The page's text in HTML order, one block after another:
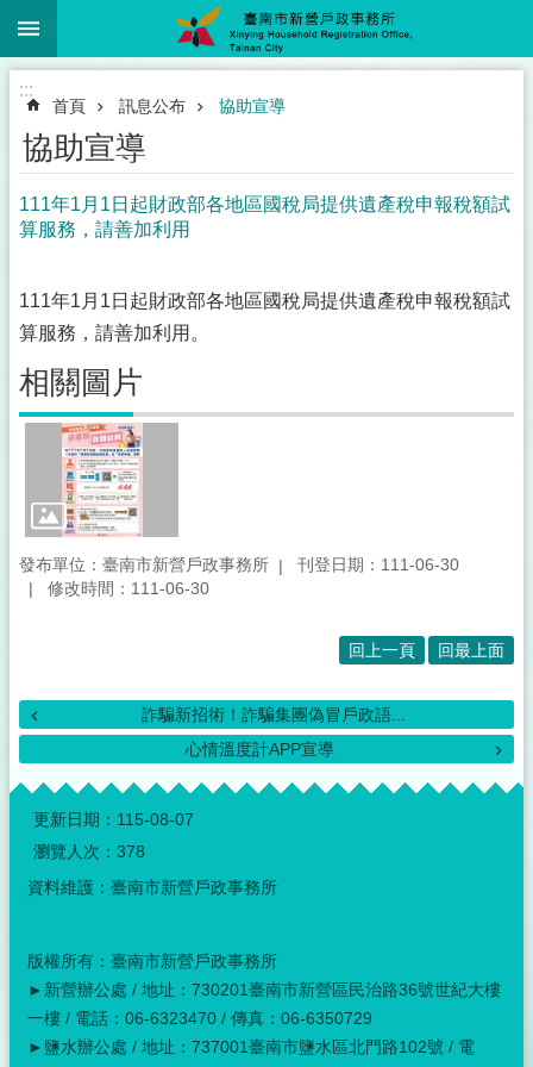
跳到主要內容區塊
:::
首頁 訊息公布 協助宣導
協助宣導
111年1月1日起財政部各地區國稅局提供遺產稅申報稅額試
算服務，請善加利用
111年1月1日起財政部各地區國稅局提供遺產稅申報稅額試
算服務，請善加利用。
相關圖片
發布單位：臺南市新營戶政事務所
刊登日期：111-06-30
修改時間：111-06-30
回上一頁 回最上面
詐騙新招術！詐騙集團偽冒戶政語...
心情溫度計APP宣導
:::
更新日期： 115-08-07
瀏覽人次： 378
資料維護：臺南市新營戶政事務所
版權所有：臺南市新營戶政事務所
►新營辦公處 / 地址：730201臺南市新營區民治路36號世紀大樓
一樓 / 電話：06-6323470 / 傳真：06-6350729
►鹽水辦公處 / 地址：737001臺南市鹽水區北門路102號 / 電